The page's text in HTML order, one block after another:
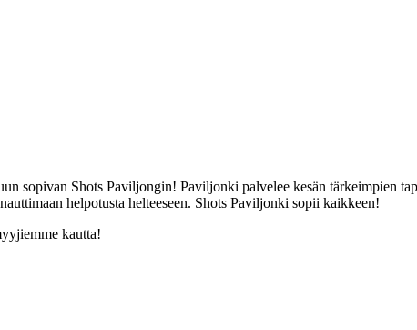
sopivan Shots Paviljongin! Paviljonki palvelee kesän tärkeimpien
helpotusta helteeseen. Shots Paviljonki sopii kaikkeen!
kautta!